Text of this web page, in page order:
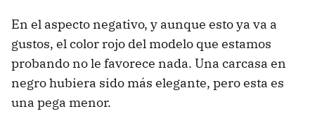
En el aspecto negativo, y aunque esto ya va a
gustos, el color rojo del modelo que estamos
probando no le favorece nada. Una carcasa en
negro hubiera sido más elegante, pero esta es
una pega menor.